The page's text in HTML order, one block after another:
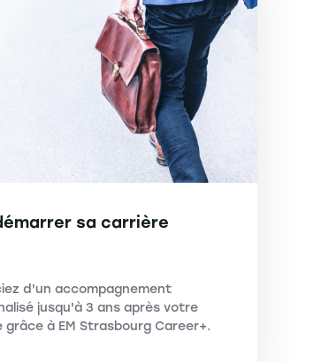
sa carrière
d'un accompagnement
jusqu'à 3 ans après votre
grâce à EM Strasbourg Career+.